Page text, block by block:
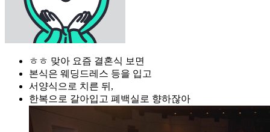
ㅎㅎ 맞아 요즘 결혼식 보면
본식은 웨딩드레스 등을 입고
서양식으로 치른 뒤,
한복으로 갈아입고 폐백실로 향하잖아